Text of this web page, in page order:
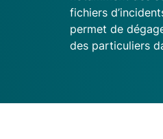
fichiers
permet de
des particuliers